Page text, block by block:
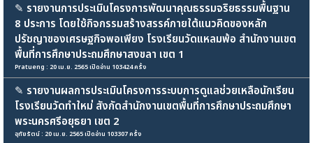
✎ รายงานการประเมินโครงการพัฒนาคุณธรรมจริยธรรมพื้นฐาน
8 ประการ โดยใช้กิจกรรมสร้างสรรค์ภายใต้แนวคิดของหลัก
ปรัชญาของเศรษฐกิจพอเพียง โรงเรียนวัดแหลมพ้อ สำนักงานเขต
พื้นที่การศึกษาประถมศึกษาสงขลา เขต 1
Pratueng : 20 เม.ย. 2565 เปิดอ่าน 103424 ครั้ง
✎ รายงานผลการประเมินโครงการระบบการดูแลช่วยเหลือนักเรียน
โรงเรียนวัดทำใหม่ สังกัดสำนักงานเขตพื้นที่การศึกษาประถมศึกษา
พระนครศรีอยุธยา เขต 2
อุทัยรัตน์ : 20 เม.ย. 2565 เปิดอ่าน 103307 ครั้ง